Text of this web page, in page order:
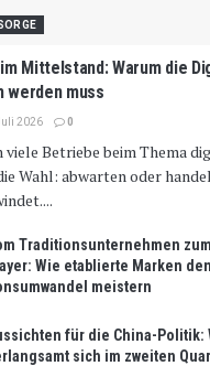
Mittelstand: Warum die
muss
2026 0
Betriebe beim Thema
Wahl: abwarten oder
Traditionsunternehmen
Wie etablierte Marken den
meistern
für die China-Politik:
sich im zweiten